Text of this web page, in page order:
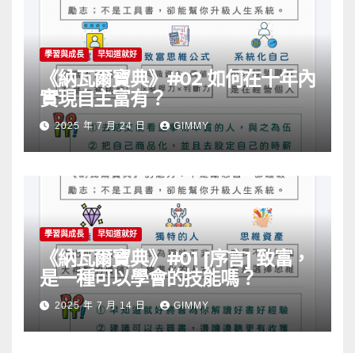
學習與成長 早知道就好
《納瓦爾寶典》#02 如何在十年內
實現自主富有？
2025 年 7 月 24 日 GIMMY
學習與成長 早知道就好
《納瓦爾寶典》#01 [序言] 致富，
是一種可以學會的技能嗎？
2025 年 7 月 14 日 GIMMY